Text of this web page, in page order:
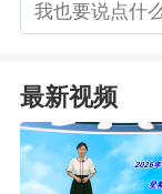
最新视频